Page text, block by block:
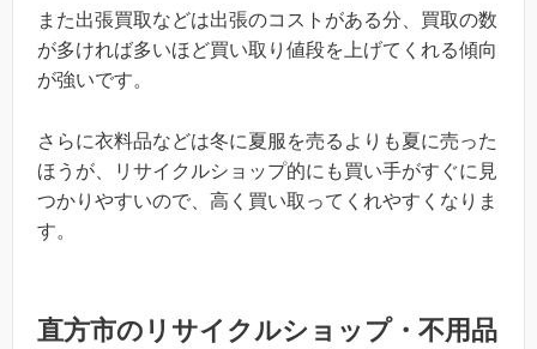
また出張買取などは出張のコストがある分、買取の数
が多ければ多いほど買い取り値段を上げてくれる傾向
が強いです。
さらに衣料品などは冬に夏服を売るよりも夏に売った
ほうが、リサイクルショップ的にも買い手がすぐに見
つかりやすいので、高く買い取ってくれやすくなりま
す。
直方市のリサイクルショップ・不用品